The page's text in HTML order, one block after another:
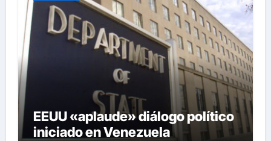
EEUU «aplaude» diálogo político
iniciado en Venezuela